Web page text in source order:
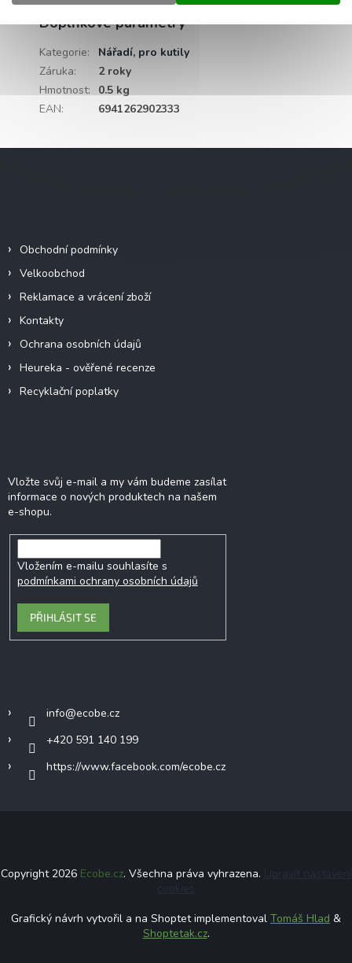
Doplňkové parametry
Kategorie:
Nářadí, pro kutily
Záruka:
2 roky
Hmotnost:
0.5 kg
EAN: 6941262902333
Obchodní podmínky
Velkoobchod
Reklamace a vrácení zboží
Kontakty
Ochrana osobních údajů
Heureka - ověřené recenze
Recyklační poplatky
Vložte svůj e-mail a my vám budeme zasílat
informace o nových produktech na našem
e-shopu.
Vložením e-mailu souhlasíte s
podmínkami ochrany osobních údajů
PŘIHLÁSIT SE
info@ecobe.cz
+420 591 140 199
https://www.facebook.com/ecobe.cz
Copyright 2026 Ecobe.cz. Všechna práva vyhrazena.
Grafický návrh vytvořil a na Shoptet implementoval Tomáš Hlad &
Shoptetak.cz.